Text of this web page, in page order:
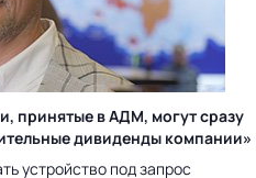
принятые в АДМ, могут сразу
дивиденды компании»
устройство под запрос